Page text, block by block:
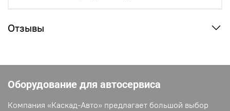
Отзывы
Оборудование для автосервиса
Компания «Каскад-Авто» предлагает большой выбор